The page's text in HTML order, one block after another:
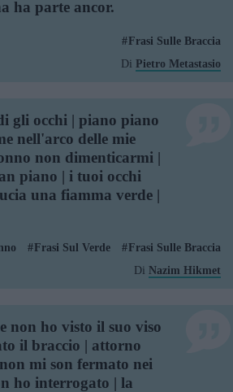
ha parte ancor.
Frasi Sulle Braccia
Di Pietro Metastasio
gli occhi | piano piano
nell'arco delle mie
non dimenticarmi |
piano | i tuoi occhi
una fiamma verde |
Frasi Sul Verde
Frasi Sulle Braccia
Di Nazim Hikmet
non ho visto il suo viso
il braccio | attorno
mi son fermato nei
ho interrogato | la